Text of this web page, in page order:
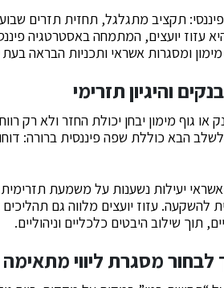
תקציב מתגלגל, תחזית תזרים
עזוז יועצים, המתמחה באסטרטגיה
ומסגרות אשראי ותכניות הבראה בעת
והיגיון תזרימי
גוף מימון יבחן יכולת החזר ולא רק
הבא כוללת שפה פיננסית ברורה:
אשראי יעילות נשענות על משמעת
להשקעה. עזוז יועצים מלווה גם
תוך שילוב היבטים כלכליים וניהוליים.
לבחור מסגרת ליווי מתאימה